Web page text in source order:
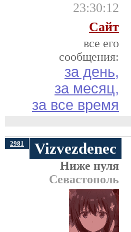
23:30:12
Сайт
все его
сообщения:
за день,
за месяц,
за все время
2981 Vizvezdenec
Ниже нуля
Севастополь